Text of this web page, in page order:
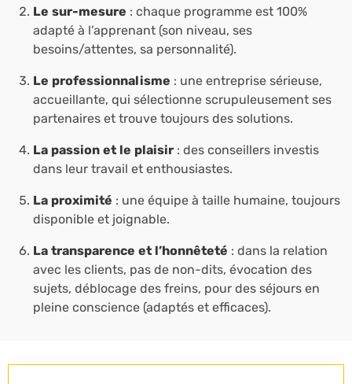
Le sur-mesure : chaque programme est 100%
adapté à l’apprenant (son niveau, ses
besoins/attentes, sa personnalité).
Le professionnalisme : une entreprise sérieuse,
accueillante, qui sélectionne scrupuleusement ses
partenaires et trouve toujours des solutions.
La passion et le plaisir : des conseillers investis
dans leur travail et enthousiastes.
La proximité : une équipe à taille humaine, toujours
disponible et joignable.
La transparence et l’honnêteté : dans la relation
avec les clients, pas de non-dits, évocation des
sujets, déblocage des freins, pour des séjours en
pleine conscience (adaptés et efficaces).